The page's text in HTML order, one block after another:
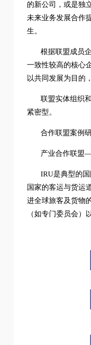
的新公司，或是独
未来业务发展合作
生。
根据联盟成员
一致性较高的核心
以共同发展为目的
联盟实体组织
紧密型。
合作联盟案例
产业合作联盟
IRU是典型的
国家的客运与货运
进全球旅客及货物
（如专门委员会）